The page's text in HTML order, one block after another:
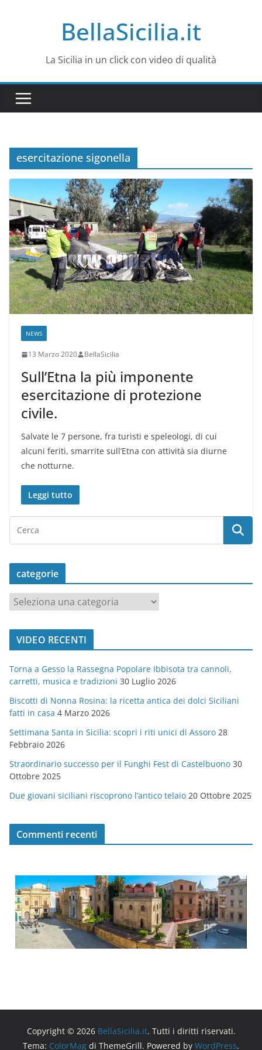
BellaSicilia.it
La Sicilia in un click con video di qualità
esercitazione sigonella
NEWS
13 Marzo 2020 BellaSicilia
Sull’Etna la più imponente
esercitazione di protezione
civile.
Salvate le 7 persone, fra turisti e speleologi, di cui
alcuni feriti, smarrite sull’Etna con attività sia diurne
che notturne.
Leggi tutto
categorie
t
o
r
i
e
VIDEO RECENTI
Torna a Gesso la Rassegna Popolare Ibbisota tra cannoli,
carretti, musica e tradizioni 30 Luglio 2026
Biscotti di Nonna Rosina: la ricetta antica dei dolci Siciliani
fatti in casa 4 Marzo 2026
Settimana Santa in Sicilia: scopri i riti unici di Assoro 28
Febbraio 2026
Straordinario successo per il Funghi Fest di Castelbuono 30
Ottobre 2025
Due giovani siciliani riscoprono l’antico telaio 20 Ottobre 2025
Commenti recenti
Copyright © 2026 BellaSicilia.it. Tutti i diritti riservati.
Tema: ColorMag di ThemeGrill. Powered by WordPress.